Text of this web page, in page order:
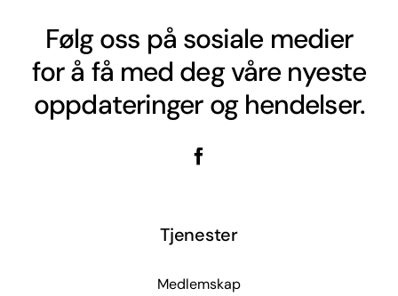
Følg oss på sosiale medier
for å få med deg våre nyeste
oppdateringer og hendelser.
Tjenester
Medlemskap